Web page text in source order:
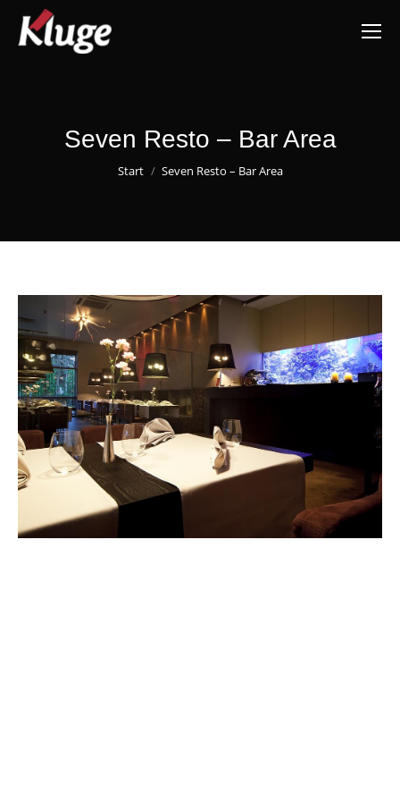
Seven Resto – Bar Area
Sie befinden sich hier:
Start Seven Resto – Bar Area